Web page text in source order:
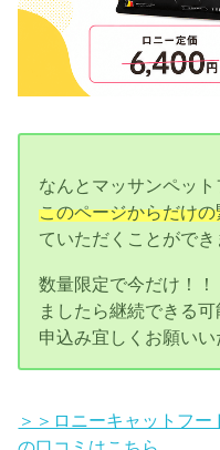
なんとマッサンペット
このページからだけ
ていただくことができ
数量限定で今だけ！
ましたら継続できる
申込み宜しくお願いい
＞＞ロニーキャットフ